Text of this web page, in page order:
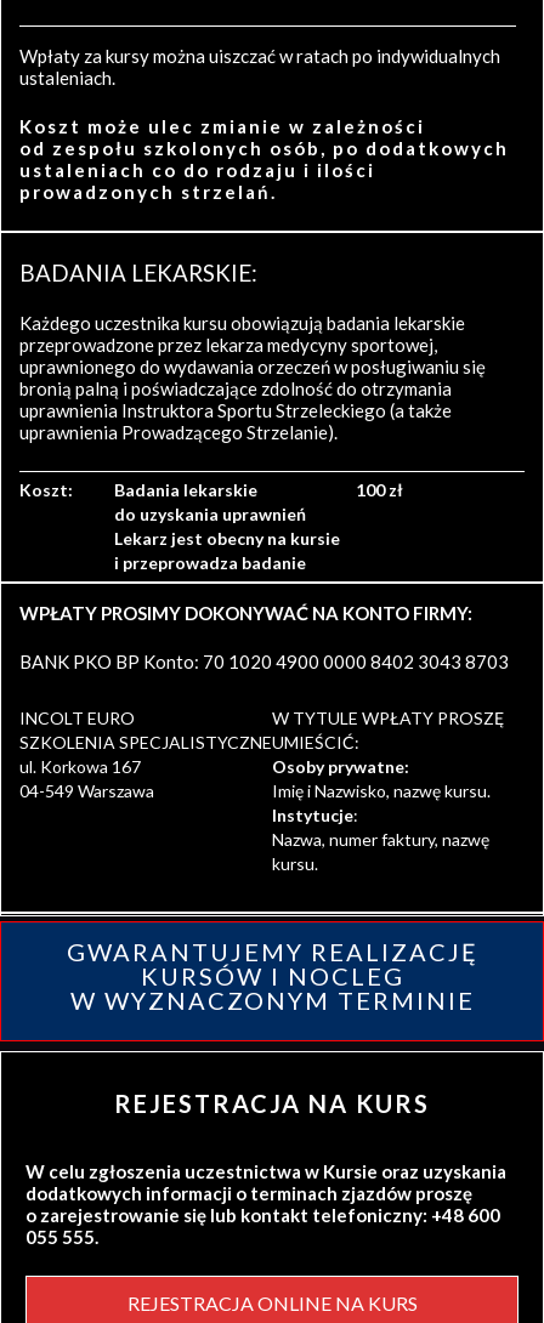
Wpłaty za kursy można uiszczać w ratach po indywidualnych
ustaleniach.
Koszt może ulec zmianie w zależności
od zespołu szkolonych osób, po dodatkowych
ustaleniach co do rodzaju i ilości
prowadzonych strzelań.
BADANIA LEKARSKIE:
Każdego uczestnika kursu obowiązują badania lekarskie
przeprowadzone przez lekarza medycyny sportowej,
uprawnionego do wydawania orzeczeń w posługiwaniu się
bronią palną i poświadczające zdolność do otrzymania
uprawnienia Instruktora Sportu Strzeleckiego (a także
uprawnienia Prowadzącego Strzelanie).
Koszt:
Badania lekarskie
do uzyskania uprawnień
Lekarz jest obecny na kursie
i przeprowadza badanie
100 zł
WPŁATY PROSIMY DOKONYWAĆ NA KONTO FIRMY:
BANK PKO BP Konto: 70 1020 4900 0000 8402 3043 8703
INCOLT EURO
SZKOLENIA SPECJALISTYCZNE
ul. Korkowa 167
04-549 Warszawa
W TYTULE WPŁATY PROSZĘ
UMIEŚCIĆ:
Osoby prywatne:
Imię i Nazwisko, nazwę kursu.
Instytucje:
Nazwa, numer faktury, nazwę
kursu.
GWARANTUJEMY REALIZACJĘ
KURSÓW I NOCLEG
W WYZNACZONYM TERMINIE
REJESTRACJA NA KURS
W celu zgłoszenia uczestnictwa w Kursie oraz uzyskania
dodatkowych informacji o terminach zjazdów proszę
o zarejestrowanie się lub kontakt telefoniczny: +48 600
055 555.
REJESTRACJA ONLINE NA KURS